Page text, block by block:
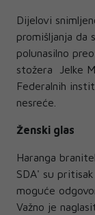
Dijelovi
promišljanja da
polunasilno
stožera Jelke
Federalnih
nesreće.
Ženski glas
Haranga
SDA' su
moguće
Važno je